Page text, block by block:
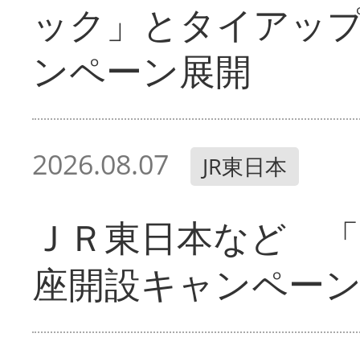
ック」とタイアッ
ンペーン展開
2026.08.07 JR東日本
ＪＲ東日本など
座開設キャンペー